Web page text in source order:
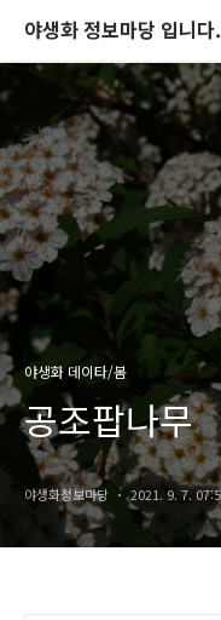
야생화 정보마당 입니다.
야생화 데이타/봄
공조팝나무
야생화정보마당 2021. 9. 7.